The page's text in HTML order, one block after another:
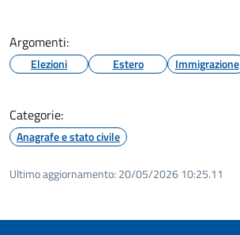
Argomenti:
Elezioni Estero Immigrazione
Categorie:
Anagrafe e stato civile
Ultimo aggiornamento: 20/05/2026 10:25.11